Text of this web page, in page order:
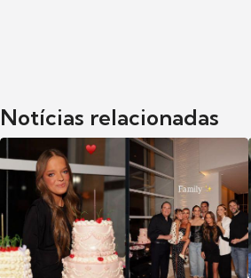
Notícias relacionadas